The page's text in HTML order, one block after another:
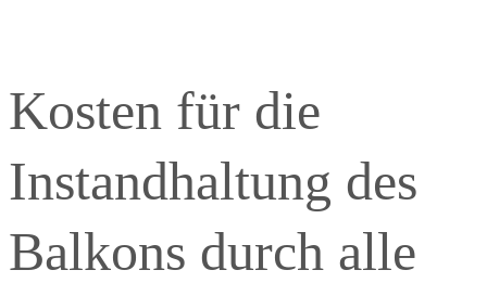
Kosten für die
Instandhaltung des
Balkons durch alle